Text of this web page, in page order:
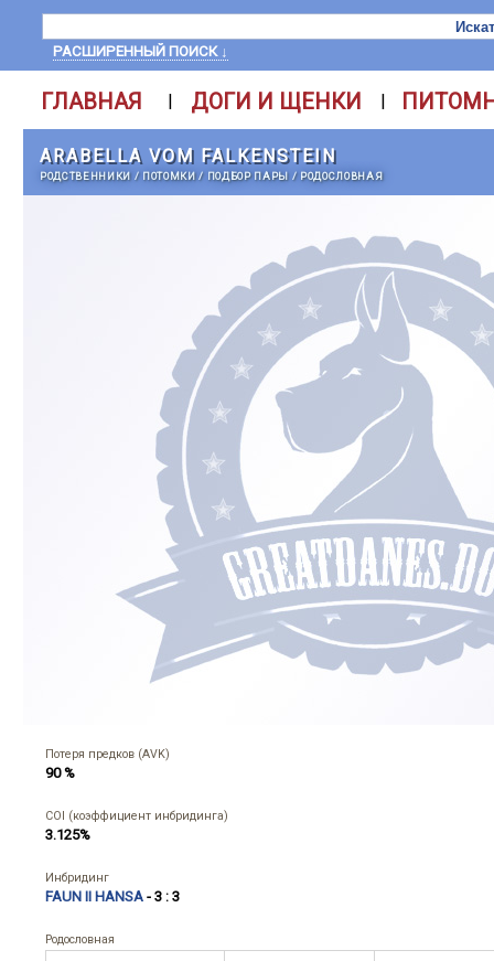
РАСШИРЕННЫЙ ПОИСК ↓
ГЛАВНАЯ | ДОГИ И ЩЕНКИ |
ARABELLA VOM FALKENSTEIN
РОДСТВЕННИКИ / ПОТОМКИ/ ПОДБОР ПАРЫ / РОДОСЛОВНАЯ
Потеря предков (AVK)
90 %
COI (коэффициент инбридинга)
3.125%
Инбридинг
FAUN II HANSA - 3 : 3
Родословная